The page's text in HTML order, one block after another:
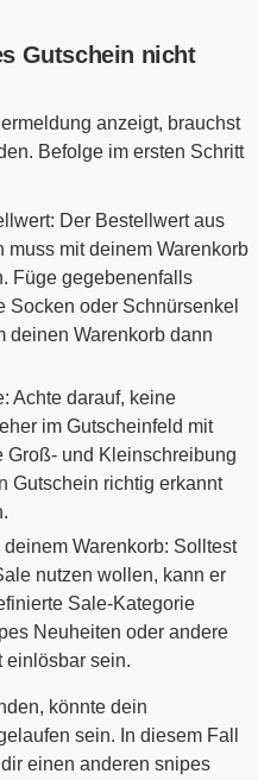
Gutschein nicht
anzeigt, brauchst
Befolge im ersten Schritt
Der Bestellwert aus
mit deinem Warenkorb
Füge gegebenenfalls
Socken oder Schnürsenkel
deinen Warenkorb dann
Achte darauf, keine
im Gutscheinfeld mit
Groß- und Kleinschreibung
Gutschein richtig erkannt
Warenkorb: Solltest
nutzen wollen, kann er
Sale-Kategorie
Neuheiten oder andere
einlösbar sein.
könnte dein
sein. In diesem Fall
einen anderen snipes